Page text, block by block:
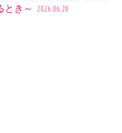
とき～
2026.06.20